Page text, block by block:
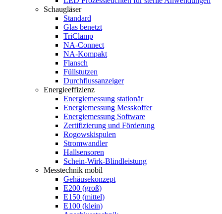
Schaugläser
Standard
Glas benetzt
TriClamp
NA-Connect
NA-Kompakt
Flansch
Füllstutzen
Durchflussanzeiger
Energieeffizienz
Energiemessung stationär
Energiemessung Messkoffer
Energiemessung Software
Zertifizierung und Förderung
Rogowskispulen
Stromwandler
Hallsensoren
Schein-Wirk-Blindleistung
Messtechnik mobil
Gehäusekonzept
E200 (groß)
E150 (mittel)
E100 (klein)